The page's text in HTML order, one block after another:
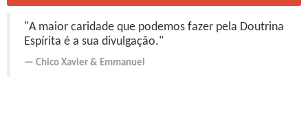
"A maior caridade que podemos fazer pela Doutrina
Espírita é a sua divulgação."
Chico Xavier & Emmanuel